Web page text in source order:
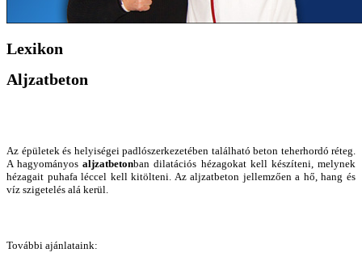
Lexikon
Aljzatbeton
Az épületek és helyiségei padlószerkezetében található beton teherhordó réteg.
A hagyományosaljzatbetonban dilatációs hézagokat kell készíteni, melynek
hézagait puhafa léccel kell kitölteni. Az aljzatbeton jellemzően a hő, hang és
víz szigetelés alá kerül.
További ajánlataink: